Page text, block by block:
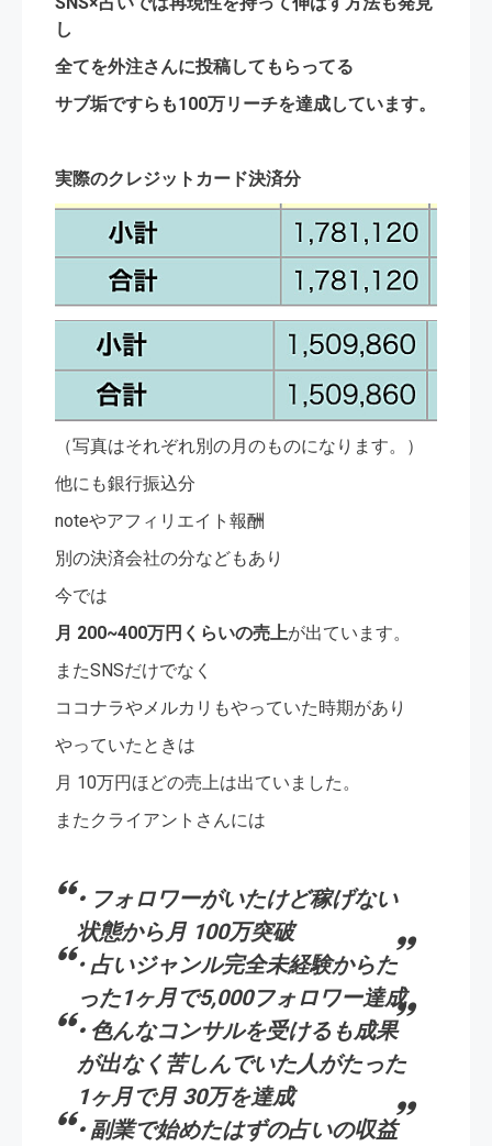
し
全てを外注さんに投稿してもらってる
サブ垢ですらも100万リーチを達成しています。
実際のクレジットカード決済分
（写真はそれぞれ別の月のものになります。）
他にも銀行振込分
noteやアフィリエイト報酬
別の決済会社の分などもあり
今では
月 200~400万円くらいの売上が出ています。
またSNSだけでなく
ココナラやメルカリもやっていた時期があり
やっていたときは
月 10万円ほどの売上は出ていました。
またクライアントさんには
• フォロワーがいたけど稼げない
状態から月 100万突破
• 占いジャンル完全未経験からた
った1ヶ月で5,000フォロワー達成
• 色んなコンサルを受けるも成果
が出なく苦しんでいた人がたった
1ヶ月で月 30万を達成
• 副業で始めたはずの占いの収益